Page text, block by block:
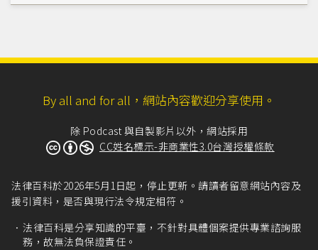
By all and for all，網站內容歡迎分享使用。
除 Podcast 與自製影片以外，網站採用
CC姓名標示-非商業性3.0台灣授權條款
法律百科於2026年5月1日起，停止更新。請讀者留意網站內容及
援引資料，是否與現行法令規定相符。
法律百科是分享知識的平臺，不針對具體個案提供專業諮詢服
務，故無法負保證責任。